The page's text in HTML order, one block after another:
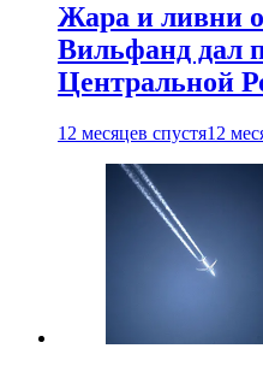
Жара и ливни
Вильфанд дал
Центральной
12 месяцев спустя12